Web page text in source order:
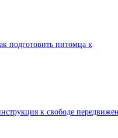
подготовить питомца к
к свободе